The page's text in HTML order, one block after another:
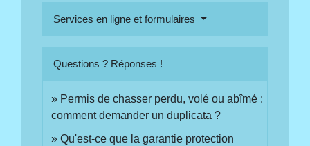
Services en ligne et formulaires
Questions ? Réponses !
Permis de chasser perdu, volé ou abîmé :
comment demander un duplicata ?
Qu'est-ce que la garantie protection